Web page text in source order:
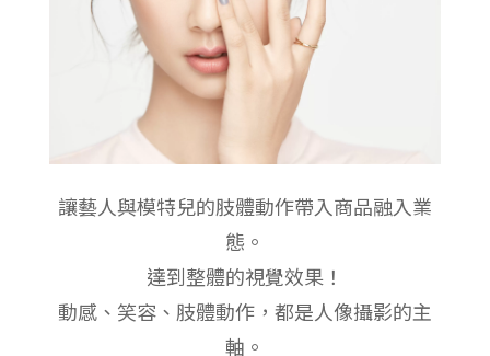
讓藝人與模特兒的肢體動作帶入商品融入業
態。
達到整體的視覺效果！
動感、笑容、肢體動作，都是人像攝影的主
軸。